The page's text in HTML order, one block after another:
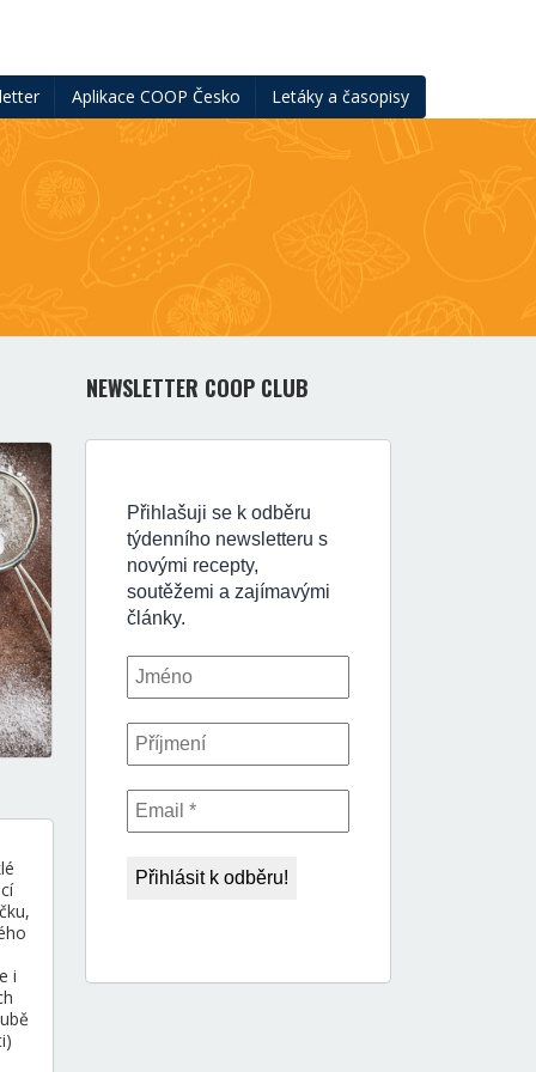
Aplikace COOP Česko Letáky a časopisy
i
NEWSLETTER COOP CLUB